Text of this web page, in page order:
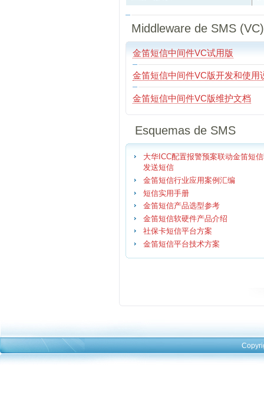
Middleware de SMS (VC)
金笛短信中间件VC试用版
金笛短信中间件VC版开发和使用
金笛短信中间件VC版维护文档
Esquemas de SMS
大华ICC配置报警预案联动金笛短
发送短信
金笛短信行业应用案例汇编
短信实用手册
金笛短信产品选型参考
金笛短信软硬件产品介绍
社保卡短信平台方案
金笛短信平台技术方案